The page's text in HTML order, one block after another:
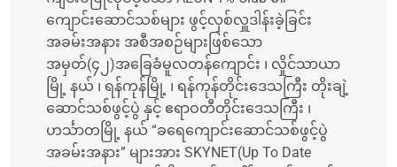
ကျောင်းဆောင်သစ်များ ဖွင့်လှစ်လှူဒါန်းခဲ့ခြင်း
အခမ်းအနား အစီအစဉ်များဖြစ်သော
အမှတ်(၄၂)အခြေခံမူလတန်ကျောင်း ၊ လှိုင်သာယာ
မြို့ နယ် ၊ ရန်ကုန်မြို့ ၊ ရန်ကုန်တိုင်းဒေသကြီး တိုးချဲ့
ဆောင်သစ်ဖွင့်ပွဲ နှင့် ဧရာဝတီတိုင်းဒေသကြီး ၊
ဟင်္သာတမြို့ နယ် “ခရေကျောင်းဆောင်သစ်ဖွင့်ပွဲ
အခမ်းအနား” များအား SKYNET(Up To Date